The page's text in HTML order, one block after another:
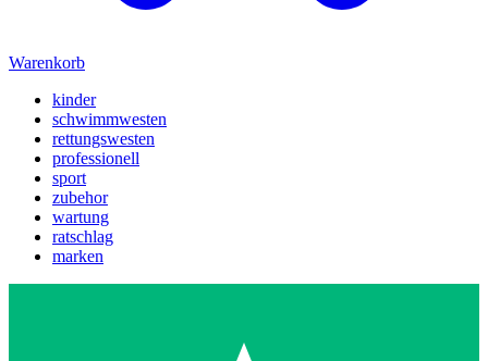
Warenkorb
kinder
schwimmwesten
rettungswesten
professionell
sport
zubehor
wartung
ratschlag
marken